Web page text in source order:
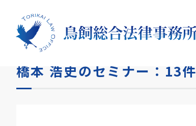
HOME
橋本 浩史のセミナー：13件